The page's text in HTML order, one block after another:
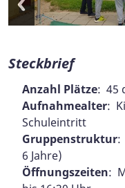
Steckbrief
Anzahl Plätze: 45
Aufnahmealter:
Schuleintritt
Gruppenstruktur:
6 Jahre)
Öffnungszeiten: